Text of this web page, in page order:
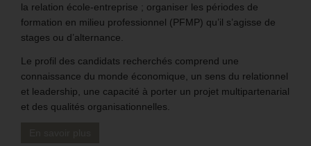
la relation école-entreprise ; organiser les périodes de
formation en milieu professionnel (PFMP) qu’il s’agisse de
stages ou d’alternance.
Le profil des candidats recherchés comprend une
connaissance du monde économique, un sens du relationnel
et leadership, une capacité à porter un projet multipartenarial
et des qualités organisationnelles.